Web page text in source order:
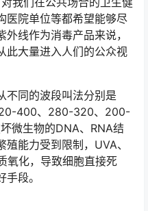
医院单位等都希望能够尽
线作为消毒产品来说，
此大量进入人们的公众视
不同的波段叫法分别是
400、280-320、200-
微生物的DNA、RNA结
能力受到限制，UVA、
氧化，导致细胞直接死
段。